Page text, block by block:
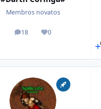
Membros novatos
18
posts 0
Reputation